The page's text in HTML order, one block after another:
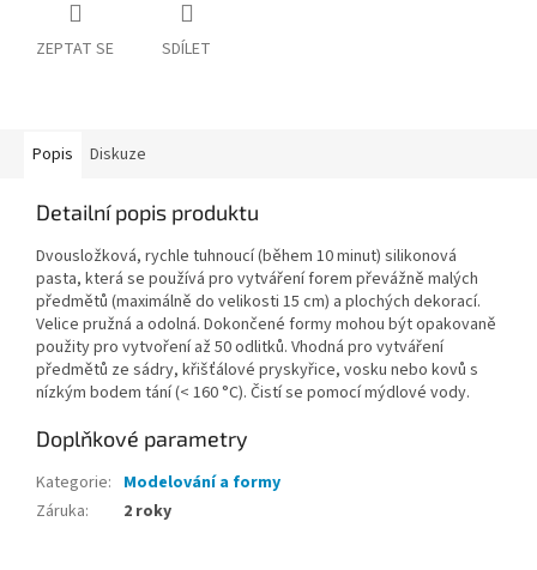
ZEPTAT SE SDÍLET
Popis Diskuze
Detailní popis produktu
Dvousložková, rychle tuhnoucí (během 10 minut) silikonová
pasta, která se používá pro vytváření forem převážně malých
předmětů (maximálně do velikosti 15 cm) a plochých dekorací.
Velice pružná a odolná. Dokončené formy mohou být opakovaně
použity pro vytvoření až 50 odlitků. Vhodná pro vytváření
předmětů ze sádry, křišťálové pryskyřice, vosku nebo kovů s
nízkým bodem tání (< 160 °C). Čistí se pomocí mýdlové vody.
Doplňkové parametry
Kategorie: Modelování a formy
Záruka: 2 roky